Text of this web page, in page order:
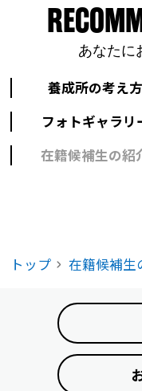
あなたに
養成所の考え方
フォトギャラリ
在籍候補生の紹
トップ 在籍候補生